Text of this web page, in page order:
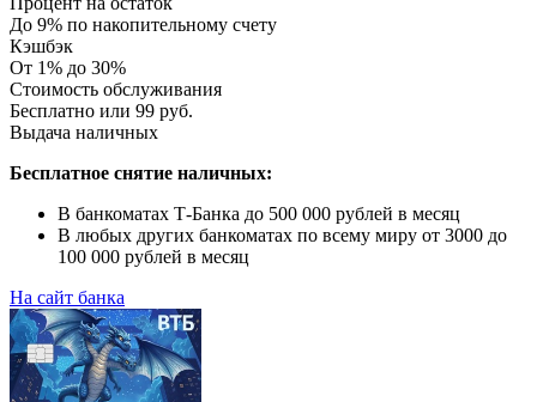
До 9% по накопительному счету
Кэшбэк
От 1% до 30%
Стоимость обслуживания
Бесплатно или 99 руб.
Выдача наличных
Бесплатное снятие наличных:
В банкоматах Т-Банка до 500 000 рублей в месяц
В любых других банкоматах по всему миру от 3000 до
100 000 рублей в месяц
На сайт банка